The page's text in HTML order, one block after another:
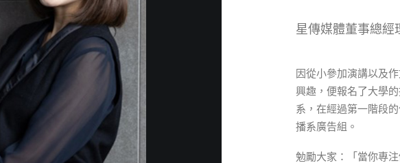
星傳媒體董事總經
因從小參加演講以及
興趣，便報名了大學
系，在經過第一階段
播系廣告組。
勉勵大家：「當你專